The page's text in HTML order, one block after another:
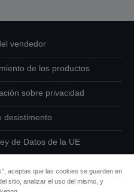
vendedor
de los productos
sobre privacidad
desistimento
de Datos de la UE
en relación con tus datos
aceptas que las cookies se guarden en
sitio, analizar el uso del mismo, y